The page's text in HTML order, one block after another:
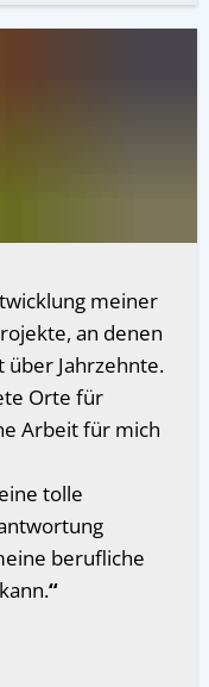
meiner
an denen
Jahrzehnte.
Orte für
Arbeit für mich
tolle
berufliche
“